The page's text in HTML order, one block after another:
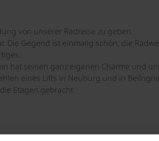
von unserer Radreise zu geben.
Die Gegend ist einmalig schön, die
hat seinen ganz eigenen Charme und
eines Lifts in Neuburg und in
Etagen gebracht.